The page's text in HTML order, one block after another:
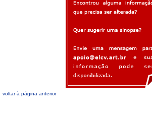
voltar à página anterior